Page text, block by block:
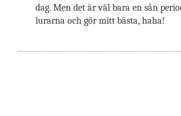
dag. Men det är väl bara en sån
lurarna och gör mitt bästa, haha!